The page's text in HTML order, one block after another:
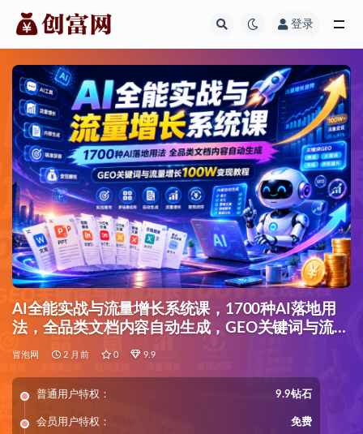
登录
AI全能实战与流量增长系统课，1700种AI落地用
法，全品类文档内容自动生成，GEO关键词与流量
增长100W变现教程
冒泡网 2 月前 0 9.9
普通用户特权： 9.9钻石
会员用户特权： 免费